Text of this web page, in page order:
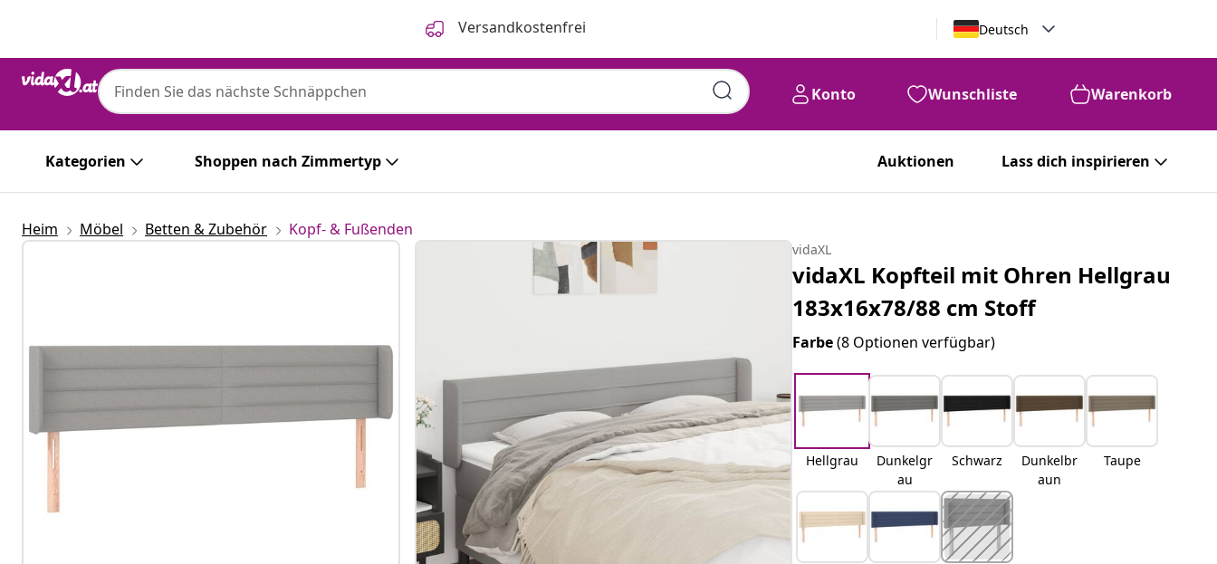
Versandkostenfrei Deutsch
Konto Wunschliste Warenkorb
Kategorien Shoppen nach Zimmertyp Auktionen Lass dich inspirieren
Heim Möbel Betten & Zubehör Kopf- & Fußenden
vidaXL
vidaXL Kopfteil mit Ohren Hellgrau
183x16x78/88 cm Stoff
Farbe(8 Optionen verfügbar)
Hellgrau
Dunkelgr
au
Schwarz
Dunkelbr
aun
Taupe